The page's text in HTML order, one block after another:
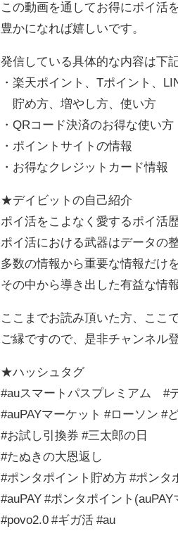
この動画を通してお得にポイ活
豊かになれば嬉しいです。
発信している具体的な内容は下
・楽天ポイント、Tポイント、
貯め方、増やし方、使い方
・QRコード決済のお得な使い方
・ポイントサイトの情報
・お得なクレジットカード情報
★デイビットの自己紹介
ポイ活をこよなく愛するポイ活
ポイ活における武器はデータの
多数の情報から重要な情報だけ
その中から導き出した有益な情
ここまでお読み頂いた方、ここ
ご縁ですので、是非チャンネル
★ハッシュタグ
#auスマートパスプレミアム #
#auPAYマーケット #ローソン #
#お試し引換券 #三太郎の日
#たぬきの大恩返し
#ポンタポイント貯め方 #ポンタ
#auPAY #ポンタポイント
#povo2.0 #ギガ活 #au